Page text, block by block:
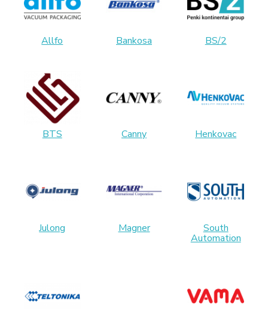
Allfo Bankosa BS/2
BTS Canny Henkovac
Julong Magner South
Automation